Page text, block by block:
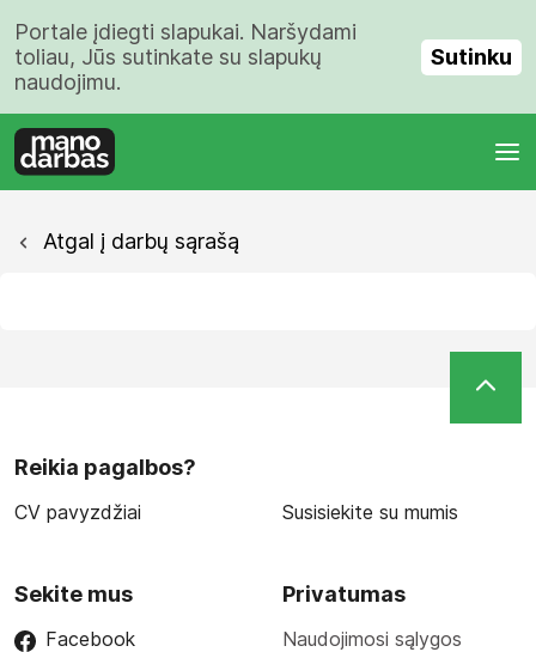
Portale įdiegti slapukai. Naršydami
toliau, Jūs sutinkate su slapukų
naudojimu.
Sutinku
Atgal į darbų sąrašą
Reikia pagalbos?
CV pavyzdžiai Susisiekite su mumis
Sekite mus
Facebook
Privatumas
Naudojimosi sąlygos